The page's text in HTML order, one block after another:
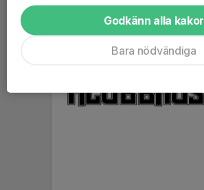
Godkänn alla kakor
Bara nödvändiga